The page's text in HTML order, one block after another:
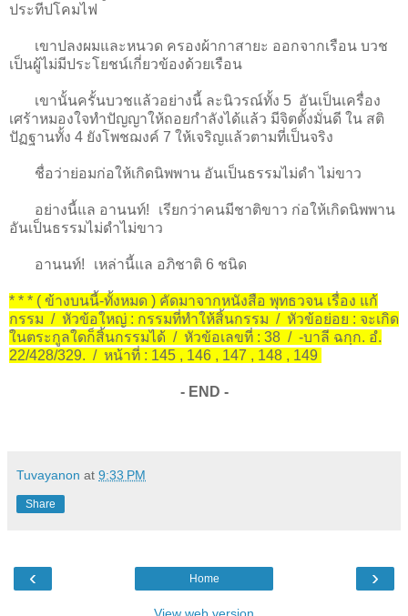
ประทีปโคมไฟ
เขาปลงผมและหนวด ครองผ้ากาสายะ ออกจากเรือน บวช
เป็นผู้ไม่มีประโยชน์เกี่ยวข้องด้วยเรือน
เขานั้นครั้นบวชแล้วอย่างนี้ ละนิวรณ์ทั้ง 5 อันเป็นเครื่อง
เศร้าหมองใจทำปัญญาให้ถอยกำลังได้แล้ว มีจิตตั้งมั่นดี ใน สติ
ปัฏฐานทั้ง 4 ยังโพชฌงค์ 7 ให้เจริญแล้วตามที่เป็นจริง
ชื่อว่าย่อมก่อให้เกิดนิพพาน อันเป็นธรรมไม่ดำ ไม่ขาว
อย่างนี้แล อานนท์! เรียกว่าคนมีชาติขาว ก่อให้เกิดนิพพาน
อันเป็นธรรมไม่ดำไม่ขาว
อานนท์! เหล่านี้แล อภิชาติ 6 ชนิด
* * * ( ข้างบนนี้-ทั้งหมด ) คัดมาจากหนังสือ พุทธวจน เรื่อง แก้
กรรม / หัวข้อใหญ่ : กรรมที่ทำให้สิ้นกรรม / หัวข้อย่อย : จะเกิด
ในตระกูลใดก็สิ้นกรรมได้ / หัวข้อเลขที่ : 38 / -บาลี ฉกฺก. อํ.
22/428/329. / หน้าที่ : 145 , 146 , 147 , 148 , 149
- END -
Tuvayanon at 9:33 PM
Share
‹ ›
Home